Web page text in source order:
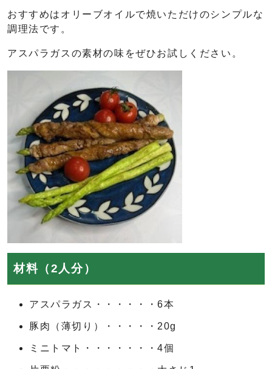
おすすめはオリーブオイルで焼いただけのシンプルな
調理法です。
アスパラガスの素材の味をぜひお試しください。
材料（2人分）
アスパラガス・・・・・・6本
豚肉（薄切り）・・・・・20g
ミニトマト・・・・・・・4個